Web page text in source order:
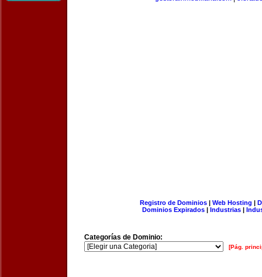
Registro de Dominios| Web Hosting |
Dominios Expirados | Industrias |
Categorías de Dominio:
[Pág.